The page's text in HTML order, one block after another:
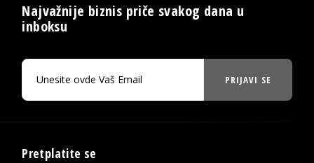
Najvažnije biznis priče svakog dana u
inboksu
PRIJAVI SE
Pretplatite se